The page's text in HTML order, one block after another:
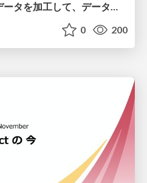
データを受け取って、データを加工して、データを可視化する直前までのお話 / AWS DATA ETL
0 200